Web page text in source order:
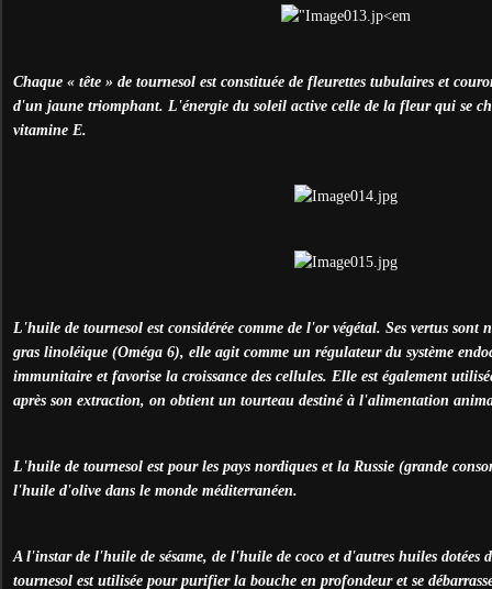
Chaque « tête » de tournesol est constituée de fleurettes tubulaires et
d'un jaune triomphant. L'énergie du soleil active celle de la fleur qui se
vitamine E.
L'huile de tournesol est considérée comme de l'or végétal. Ses vertus sont
gras linoléique (Oméga 6), elle agit comme un régulateur du système
immunitaire et favorise la croissance des cellules. Elle est également
après son extraction, on obtient un tourteau destiné à l'alimentation
L'huile de tournesol est pour les pays nordiques et la Russie (grande
l'huile d'olive dans le monde méditerranéen.
A l'instar de l'huile de sésame, de l'huile de coco et d'autres huiles dotées
tournesol est utilisée pour purifier la bouche en profondeur et se